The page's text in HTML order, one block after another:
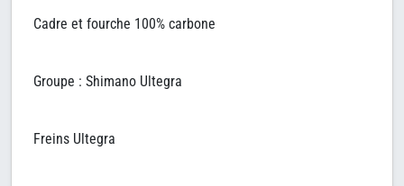
Cadre et fourche 100% carbone
Groupe : Shimano Ultegra
Freins Ultegra